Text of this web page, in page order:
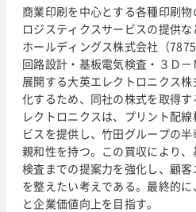
商業印刷を中心とする各種印刷物
ロジスティクスサービスの提供
ホールディングス株式会社（
回路設計・基板電気検査・３Ｄ
展開する大英エレクトロニクス
化するため、同社の株式を取得
レクトロニクスは、プリント配
ビスを提供し、竹田グループの
親和性を持つ。この買収により、
検査までの提案力を強化し、顧
を整えたい考えである。最終的
と企業価値向上を目指す。